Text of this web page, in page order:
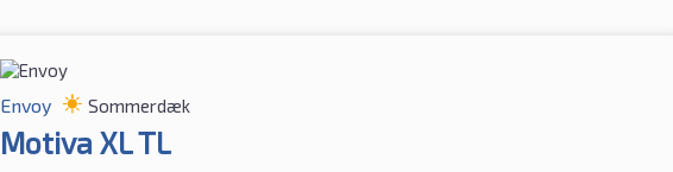
Envoy Sommerdæk
Motiva XL TL